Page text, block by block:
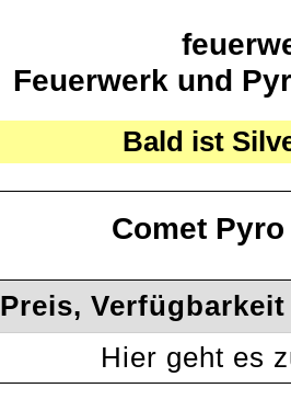
Feuerwerk und
Bald ist
Comet
Preis,
Hier geht es